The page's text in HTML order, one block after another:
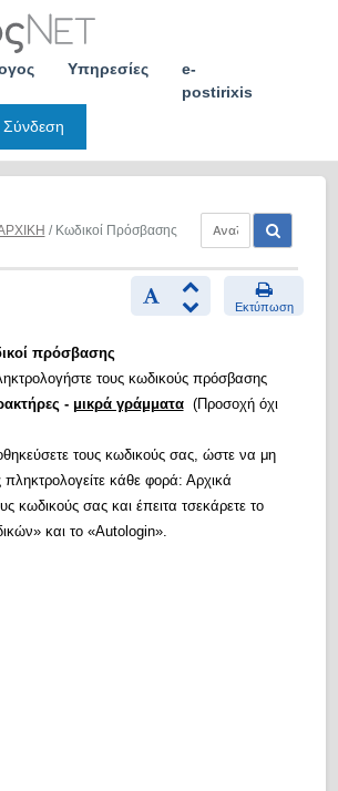
Υπηρεσίες
e-
postirixis
Σύνδεση
/ Κωδικοί Πρόσβασης
Εκτύπωση
πρόσβασης
τους κωδικούς πρόσβασης
- μικρά γράμματα(Προσοχή όχι
τους κωδικούς σας, ώστε να μη
πληκτρολογείτε κάθε φορά: Αρχικά
κωδικούς σας και έπειτα τσεκάρετε το
και το «Autologin».